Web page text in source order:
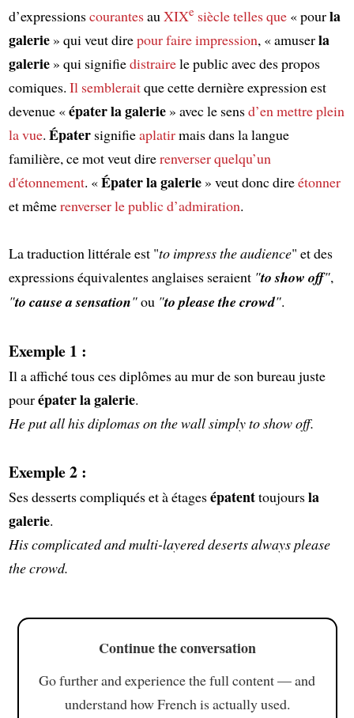
d’expressionscourantesau XIXesiècletelles que« pourla
galerie» qui veut direpour faire impression, « amuserla
galerie» qui signifiedistrairele public avec des propos
comiques. Il sembleraitque cette dernière expression est
devenue «épater la galerie» avec le sensd’en mettre plein
la vue. Épatersignifieaplatirmais dans la langue
familière, ce mot veut direrenverser quelqu’un
d'étonnement. «Épater la galerie» veut donc direétonner
et mêmerenverser le public d’admiration.
La traduction littérale est "to impress the audience" et des
expressions équivalentes anglaises seraient "to show off",
"to cause a sensation"ou "to please the crowd".
Exemple 1 :
Il a affiché tous ces diplômes au mur de son bureau juste
pourépater la galerie.
He put all his diplomas on the wall simply to show off.
Exemple 2 :
Ses desserts compliqués et à étagesépatenttoujoursla
galerie.
His complicated and multi-layered deserts always please
the crowd.
Continue the conversation
Go further and experience the full content — and
understand how French is actually used.